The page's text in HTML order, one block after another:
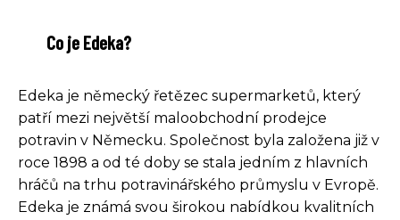
Co je Edeka?
Edeka je německý řetězec supermarketů, který
patří mezi největší maloobchodní prodejce
potravin v Německu. Společnost byla založena již v
roce 1898 a od té doby se stala jedním z hlavních
hráčů na trhu potravinářského průmyslu v Evropě.
Edeka je známá svou širokou nabídkou kvalitních